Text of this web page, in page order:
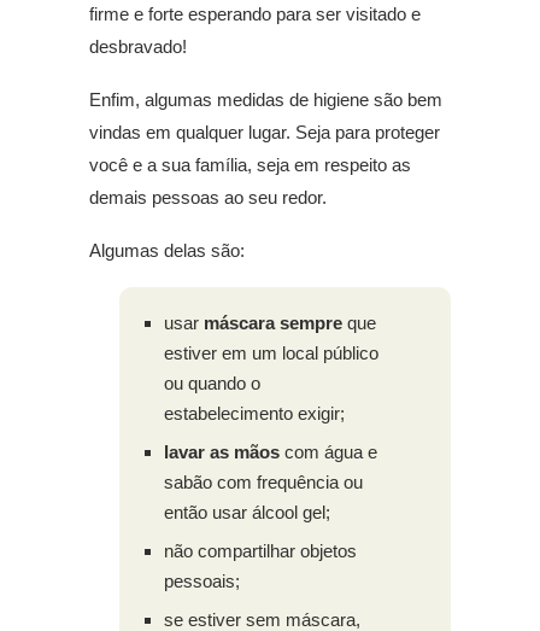
firme e forte esperando para ser visitado e
desbravado!
Enfim, algumas medidas de higiene são bem
vindas em qualquer lugar. Seja para proteger
você e a sua família, seja em respeito as
demais pessoas ao seu redor.
Algumas delas são:
usar máscara sempre que
estiver em um local público
ou quando o
estabelecimento exigir;
lavar as mãos com água e
sabão com frequência ou
então usar álcool gel;
não compartilhar objetos
pessoais;
se estiver sem máscara,